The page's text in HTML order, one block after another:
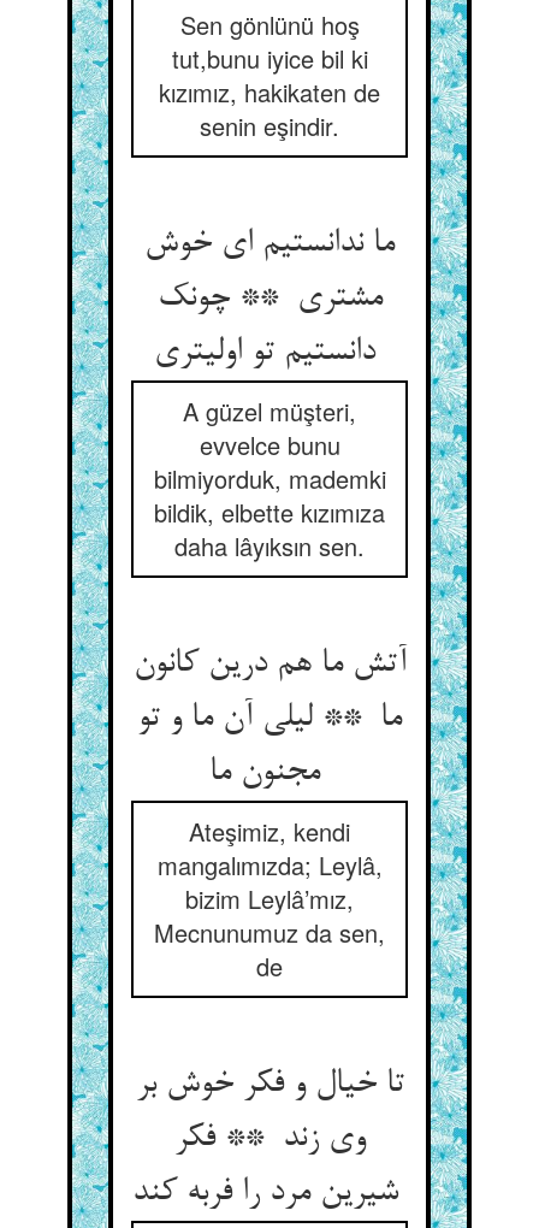
Sen gönlünü hoş
tut,bunu iyice bil ki
kızımız, hakikaten de
senin eşindir.
ما ندانستیم ای خوش
مشتری ** چونک
دانستیم تو اولیتری
A güzel müşteri,
evvelce bunu
bilmiyorduk, mademki
bildik, elbette kızımıza
daha lâyıksın sen.
آتش ما هم درین کانون
ما ** لیلی آن ما و تو
مجنون ما
Ateşimiz, kendi
mangalımızda; Leylâ,
bizim Leylâ’mız,
Mecnunumuz da sen,
de
تا خیال و فکر خوش بر
وی زند ** فکر
شیرین مرد را فربه کند